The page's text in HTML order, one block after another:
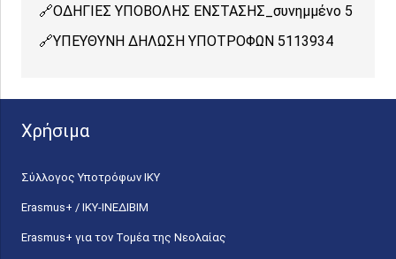
ΟΔΗΓΙΕΣ ΥΠΟΒΟΛΗΣ ΕΝΣΤΑΣΗΣ_συνημμένο 5
ΥΠΕΥΘΥΝΗ ΔΗΛΩΣΗ ΥΠΟΤΡΟΦΩΝ 5113934
Χρήσιμα
Σύλλογος Υποτρόφων ΙΚΥ
Erasmus+ / ΙΚΥ-ΙΝΕΔΙΒΙΜ
Erasmus+ για τον Τομέα της Νεολαίας